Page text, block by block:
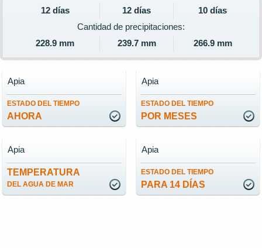
12 días
12 días
10 días
Cantidad de precipitaciones:
228.9 mm
239.7 mm 266.9 mm
ESTADO DEL TIEMPO
AHORA
Apia
ESTADO DEL TIEMPO
POR MESES
Apia
TEMPERATURA
DEL AGUA DE MAR
Apia
ESTADO DEL TIEMPO
PARA 14 DÍAS
Apia